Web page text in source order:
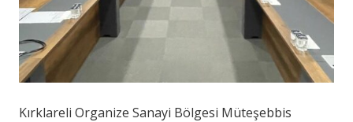
Kırklareli Organize Sanayi Bölgesi Müteşebbis